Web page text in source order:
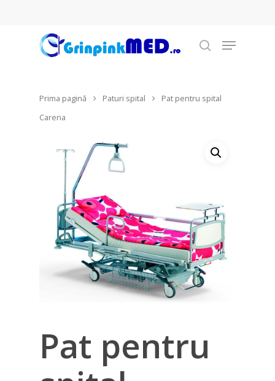
Hit enter to search or ESC to close
Prima pagină Paturi spital
Pat pentru spital
Carena
Pat pentru